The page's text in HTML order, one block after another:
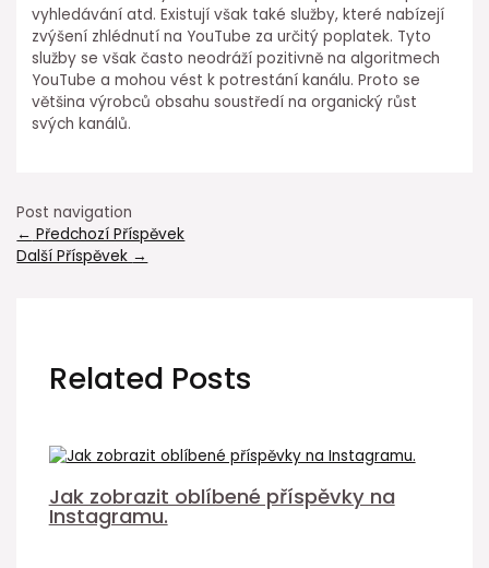
vyhledávání atd. Existují však také služby, které nabízejí
zvýšení zhlédnutí na YouTube za určitý poplatek. Tyto
služby se však často neodráží pozitivně na algoritmech
YouTube a mohou vést k potrestání kanálu. Proto se
většina výrobců obsahu soustředí na organický růst
svých kanálů.
Post navigation
← Předchozí Příspěvek
Další Příspěvek →
Related Posts
Jak zobrazit oblíbené příspěvky na
Instagramu.